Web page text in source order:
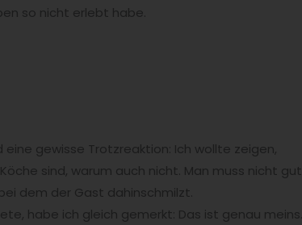
so nicht erlebt habe.
gewisse Trotzreaktion: Ich wollte zeigen,
sind, warum auch nicht. Man muss nicht gut
dem der Gast dahinschmilzt.
habe ich gleich gemerkt: Das ist genau meins.